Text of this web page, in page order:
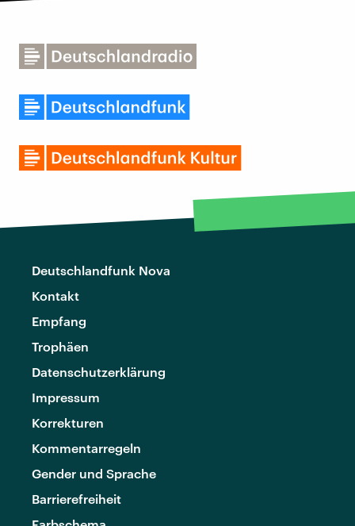
Deutschlandfunk Nova
Kontakt
Empfang
Trophäen
Datenschutzerklärung
Impressum
Korrekturen
Kommentarregeln
Gender und Sprache
Barrierefreiheit